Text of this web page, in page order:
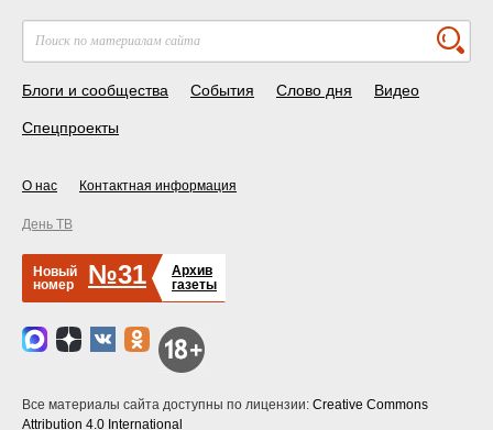
Блоги и сообщества События Слово дня Видео
Спецпроекты
О нас Контактная информация
День ТВ
Новый
номер
№31
Архив
газеты
Все материалы сайта доступны по лицензии: Creative Commons
Attribution 4.0 International